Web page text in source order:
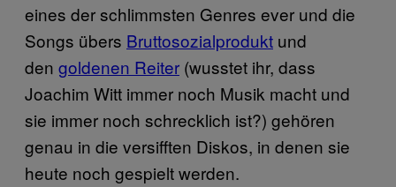
eines der schlimmsten Genres ever und die
Songs übers Bruttosozialprodukt und
den goldenen Reiter (wusstet ihr, dass
Joachim Witt immer noch Musik macht und
sie immer noch schrecklich ist?) gehören
genau in die versifften Diskos, in denen sie
heute noch gespielt werden.